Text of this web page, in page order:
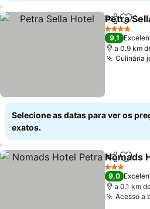
Partilhar
Petra
4 Estrelas
9,1
a 0.9 km
Culinária
Selecione as datas para ver os
exatos.
Partilhar
Nomads
3 Estrelas
9,0
a 0.1 km
Acesso a